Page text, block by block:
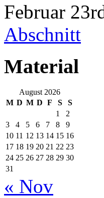
Februar
Abschnitt
Material
August 2026
M D M D F S
S
1
2
3
4 5 6 7 8
9
10 11 12 13 14 15 16
17 18 19 20 21 22 23
24 25 26 27 28 29 30
31
« Nov